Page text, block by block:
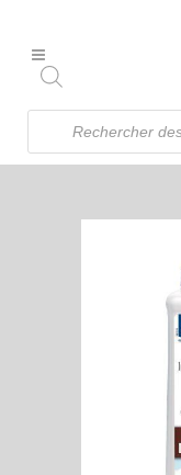
Recherche
produits